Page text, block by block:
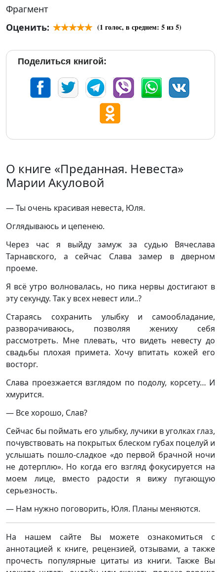
Фрагмент
Оценить:
(1 голос, в среднем: 5из 5)
Поделиться книгой:
О книге «Преданная. Невеста»
Марии Акуловой
— Ты очень красивая невеста, Юля.
Оглядываюсь и цепенею.
Через час я выйду замуж за судью Вячеслава
Тарнавского, а сейчас Слава замер в дверном
проеме.
Я всё утро волновалась, но пика нервы достигают в
эту секунду. Так у всех невест или..?
Стараясь сохранить улыбку и самообладание,
разворачиваюсь, позволяя жениху себя
рассмотреть. Мне плевать, что видеть невесту до
свадьбы плохая примета. Хочу впитать кожей его
восторг.
Слава проезжается взглядом по подолу, корсету… И
хмурится.
— Все хорошо, Слав?
Сейчас бы поймать его улыбку, лучики в уголках глаз,
почувствовать на покрытых блеском губах поцелуй и
услышать пошло-сладкое «до первой брачной ночи
не дотерплю». Но когда его взгляд фокусируется на
моем лице, вместо радости я вижу пугающую
серьезность.
— Нам нужно поговорить, Юля. Планы меняются.
На нашем сайте Вы можете ознакомиться с
аннотацией к книге, рецензией, отзывами, а также
прочесть популярные цитаты из книги. Также Вы